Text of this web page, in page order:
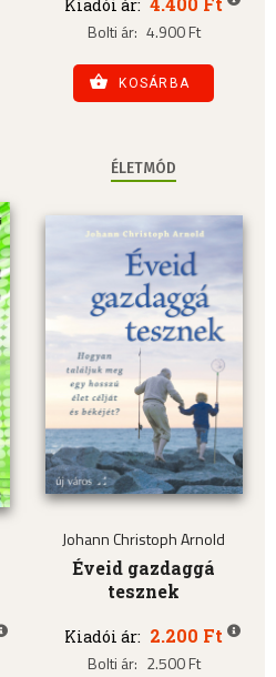
Kiadói ár:
Bolti ár: 4.900 Ft
KOSÁRBA
ÉLETMÓD
Johann Christoph Arnold
Éveid gazdaggá
tesznek
Kiadói ár: 2.200 Ft
Bolti ár: 2.500 Ft